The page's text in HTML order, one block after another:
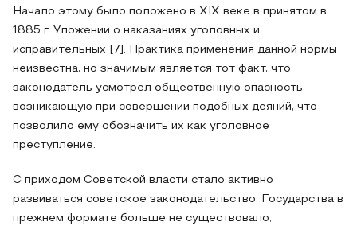
Начало этому было положено в XIX веке в принятом в
1885 г. Уложении о наказаниях уголовных и
исправительных [7]. Практика применения данной нормы
неизвестна, но значимым является тот факт, что
законодатель усмотрел общественную опасность,
возникающую при совершении подобных деяний, что
позволило ему обозначить их как уголовное
преступление.
С приходом Советской власти стало активно
развиваться советское законодательство. Государства в
прежнем формате больше не существовало,